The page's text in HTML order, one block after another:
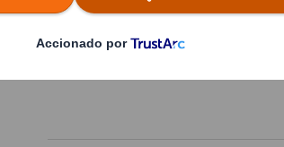
Maximização do empilhamento
Soluções telescópicas para